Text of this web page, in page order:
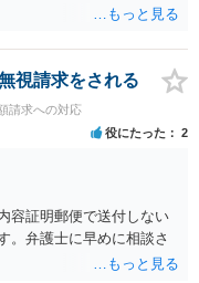
視請求をされる
請求への対応
役にたった 2
容証明郵便で送付しない
。弁護士に早めに相談さ